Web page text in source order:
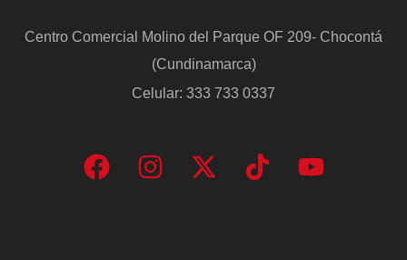
Centro Comercial Molino del Parque OF 209- Chocontá
(Cundinamarca)
Celular: 333 733 0337